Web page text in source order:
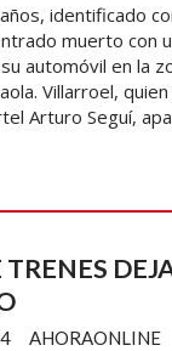
identificado
muerto con
automóvil en la
Villarroel,
Arturo Seguí,
AHORAONLINE